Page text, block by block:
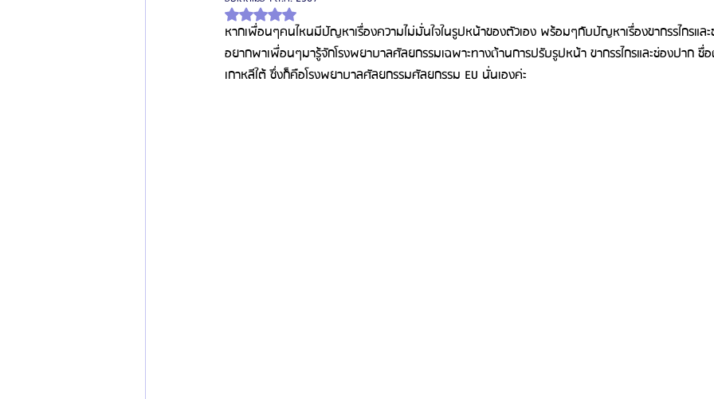
รีวิวศัลยกรรมผู้ชาย โรงพยาบาลศัลยกรรมมาอิน
ข่าวสารศัลยกรรมเกาหลี รีวิวดูดไขมัน รีวิวดูดไขมันหน้า รีวิวดูดไขมันเหนียง
ได้รับ NaN เต็ม 5 ดาว
หากเพื่อนๆคนไหนมีปัญหาเรื่องความไม่มั่นใจในรูปหน้าของตัวเอง พร้อมๆกับปัญหาเรื่องขากรรไกรและ
อยากพาเพื่อนๆมารู้จักโรงพยาบาลศัลยกรรมเฉพาะทางด้านการปรับรูปหน้า ขากรรไกรและช่องปาก ชื่
เกาหลีใต้ ซึ่งก็คือโรงพยาบาลศัลยกรรมศัลยกรรม EU นั่นเองค่ะ